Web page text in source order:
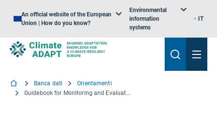
An official website of the European
Union | How do you know?
Environmental
information
systems
IT
Banca dati
Orientamenti
Guidebook for Monitoring and Evaluating Ecosystem-based Adaptation Interventions